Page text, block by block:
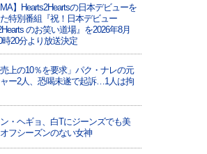
】Hearts2Heartsの日本デビューを
特別番組『祝！日本デビュー
のお笑い道場』を2026年8月
時20分より放送決定
売上の10％を要求」パク・ナレの元
ー2人、恐喝未遂で起訴…1人は拘
・ヘギョ、白Tにジーンズでも美
フシーズンのない女神